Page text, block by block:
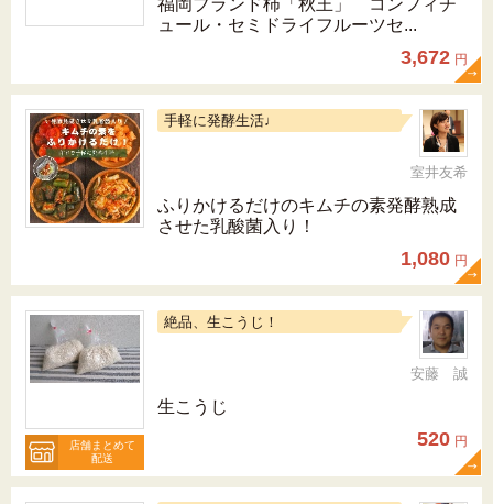
福岡ブランド柿「秋王」 コンフィチ
ュール・セミドライフルーツセ...
3,672 円
手軽に発酵生活♩
室井友希
ふりかけるだけのキムチの素発酵熟成
させた乳酸菌入り！
1,080 円
店舗まとめて
配送
絶品、生こうじ！
安藤 誠
生こうじ
520 円